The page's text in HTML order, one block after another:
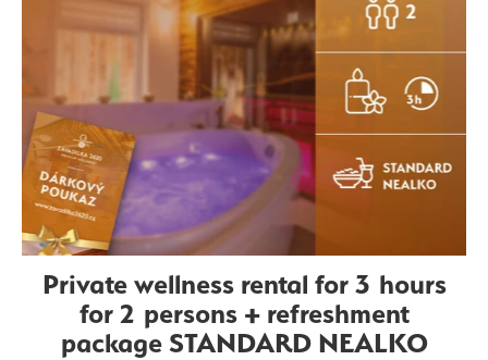
Private wellness rental for 3 hours
for 2 persons + refreshment
package STANDARD NEALKO